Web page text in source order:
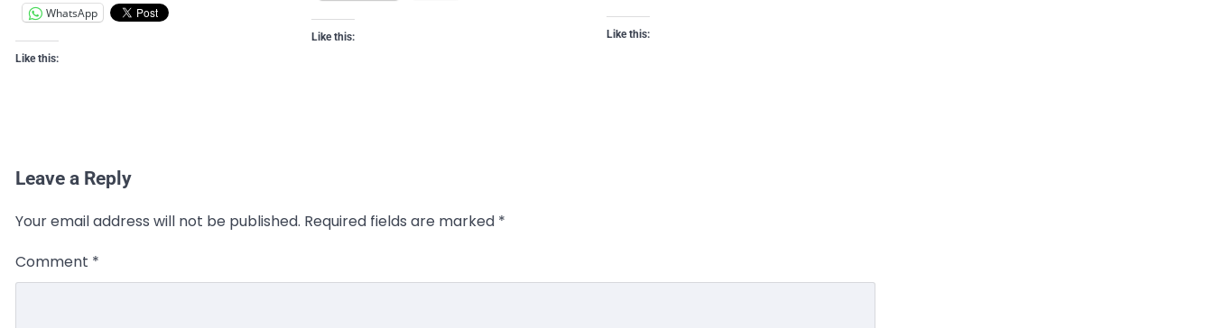
WhatsApp
Like this:
Like this: Like this:
Leave a Reply
Your email address will not be published. Required fields are marked *
Comment *